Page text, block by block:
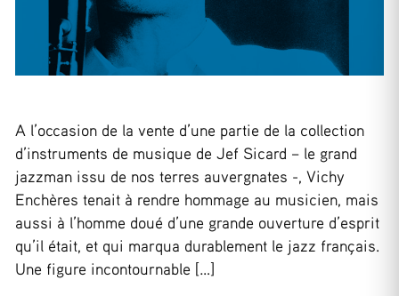
A l’occasion de la vente d’une partie de la collection
d’instruments de musique de Jef Sicard – le grand
jazzman issu de nos terres auvergnates -, Vichy
Enchères tenait à rendre hommage au musicien, mais
aussi à l’homme doué d’une grande ouverture d’esprit
qu’il était, et qui marqua durablement le jazz français.
Une figure incontournable […]